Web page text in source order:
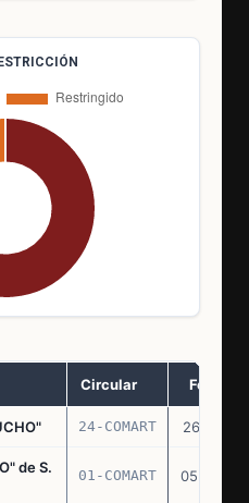
Circular Fecha
24-COMART 26.11.69
de S.
01-COMART 05.02.70